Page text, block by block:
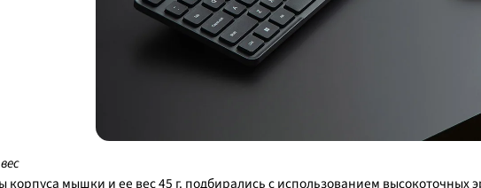
корпуса мышки и ее вес 45 г. подбирались с использованием